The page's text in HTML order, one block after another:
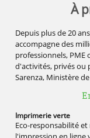
À
Depuis plus de 20
accompagne des
professionnels, PME
d'activités, privés ou
Sarenza, Ministère
Imprimerieverte
Eco-responsabilité